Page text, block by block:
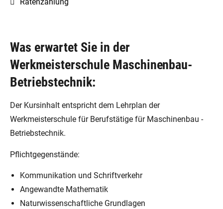
Was erwartet Sie in der
Werkmeisterschule Maschinenbau-
Betriebstechnik:
Der Kursinhalt entspricht dem Lehrplan der
Werkmeisterschule für Berufstätige für Maschinenbau -
Betriebstechnik.
Pflichtgegenstände:
Kommunikation und Schriftverkehr
Angewandte Mathematik
Naturwissenschaftliche Grundlagen